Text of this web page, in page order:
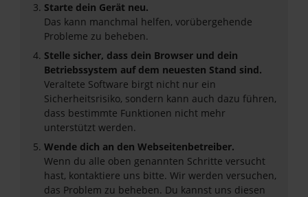
Starte dein Gerät neu.
Das kann manchmal helfen, vorübergehende
Probleme zu beheben.
Stelle sicher, dass dein Browser und dein
Betriebssystem auf dem neuesten Stand sind.
Veraltete Software birgt nicht nur ein
Sicherheitsrisiko, sondern kann auch dazu führen,
dass bestimmte Funktionen nicht mehr
unterstützt werden.
Wende dich an den Webseitenbetreiber.
Wenn du alle oben genannten Schritte versucht
hast, kontaktiere uns bitte. Wir werden versuchen,
das Problem zu beheben. Du kannst uns diesen